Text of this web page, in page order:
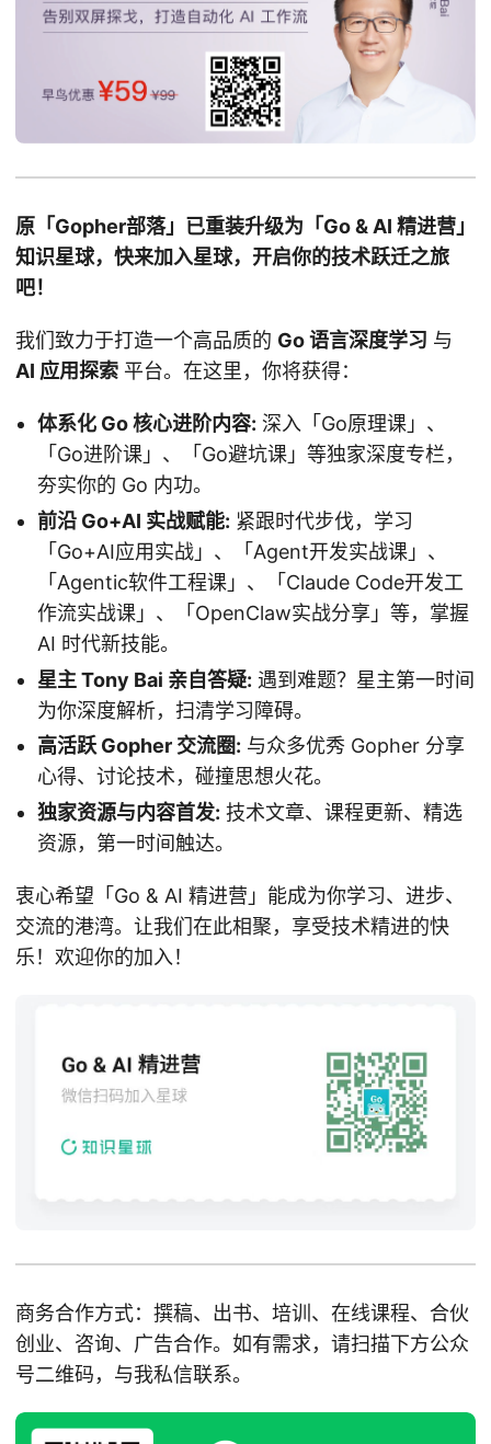
原「Gopher部落」已重装升级为「Go & AI 精进营」
知识星球，快来加入星球，开启你的技术跃迁之旅
吧！
我们致力于打造一个高品质的 Go 语言深度学习 与
AI 应用探索 平台。在这里，你将获得：
体系化 Go 核心进阶内容: 深入「Go原理课」、
「Go进阶课」、「Go避坑课」等独家深度专栏，
夯实你的 Go 内功。
前沿 Go+AI 实战赋能: 紧跟时代步伐，学习
「Go+AI应用实战」、「Agent开发实战课」、
「Agentic软件工程课」、「Claude Code开发工
作流实战课」、「OpenClaw实战分享」等，掌握
AI 时代新技能。
星主 Tony Bai 亲自答疑: 遇到难题？星主第一时间
为你深度解析，扫清学习障碍。
高活跃 Gopher 交流圈: 与众多优秀 Gopher 分享
心得、讨论技术，碰撞思想火花。
独家资源与内容首发: 技术文章、课程更新、精选
资源，第一时间触达。
衷心希望「Go & AI 精进营」能成为你学习、进步、
交流的港湾。让我们在此相聚，享受技术精进的快
乐！欢迎你的加入！
商务合作方式：撰稿、出书、培训、在线课程、合伙
创业、咨询、广告合作。如有需求，请扫描下方公众
号二维码，与我私信联系。